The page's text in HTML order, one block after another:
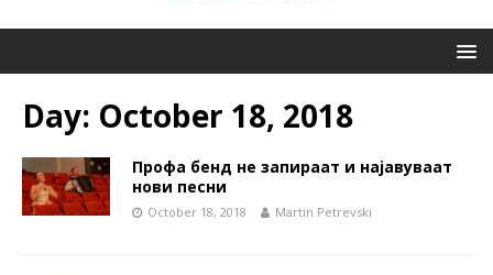
Day: October 18, 2018
Профа бенд не запираат и најавуваат
нови песни
October 18, 2018 Martin Petrevski